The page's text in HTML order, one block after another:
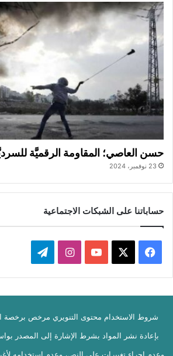
حسن العاصي؛ المقاومة الرقميَّة
23 نوفمبر، 2024
حساباتنا على الشبكات الاجتماعية
ي
س
ب
X
Y
o
u
ن
س
ت
ي
ل
ق
شروط الاستخدام محتوى التنويري مرخص برخصة
وعدم إجراء تغييرات على النص، وعدم استخدامه